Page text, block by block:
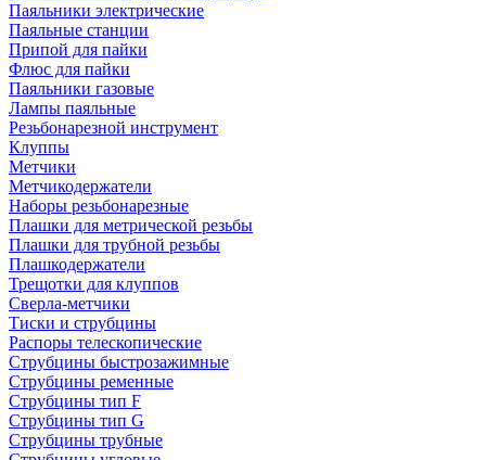
Паяльники электрические
Паяльные станции
Припой для пайки
Флюс для пайки
Паяльники газовые
Лампы паяльные
Резьбонарезной инструмент
Клуппы
Метчики
Метчикодержатели
Наборы резьбонарезные
Плашки для метрической резьбы
Плашки для трубной резьбы
Плашкодержатели
Трещотки для клуппов
Сверла-метчики
Тиски и струбцины
Распоры телескопические
Струбцины быстрозажимные
Струбцины ременные
Струбцины тип F
Струбцины тип G
Струбцины трубные